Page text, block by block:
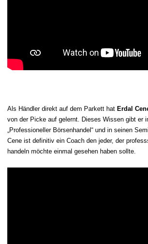
Als Händler direkt auf dem Parkett hat Erdal
von der Picke auf gelernt. Dieses Wissen gibt er
„Professioneller Börsenhandel“ und in seinen
Cene ist definitiv ein Coach den jeder, der
handeln möchte einmal gesehen haben sollte.